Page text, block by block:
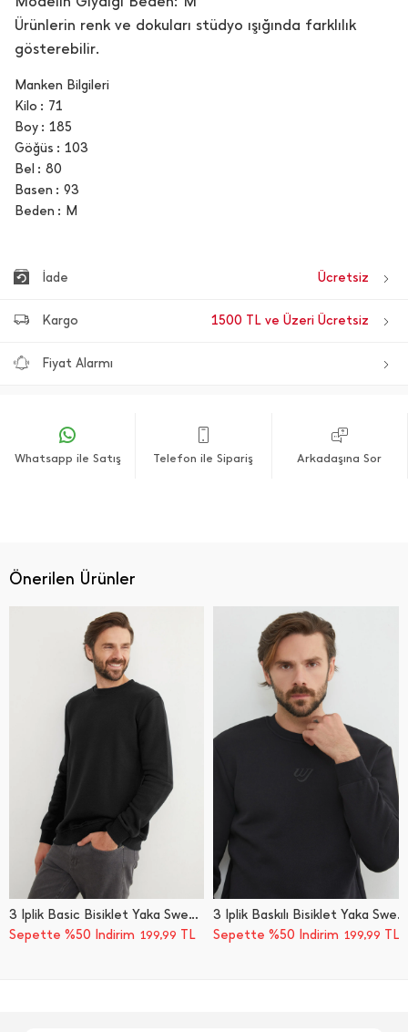
Ürünlerin renk ve dokuları stüdyo ışığında farklılık
gösterebilir.
Manken Bilgileri
Kilo
71
Boy
185
Göğüs
103
Bel
80
Basen
93
Beden
M
İade Ücretsiz
Kargo 1500 TL ve Üzeri Ücretsiz
Fiyat Alarmı
Whatsapp ile Satış Telefon ile Sipariş Arkadaşına Sor
Önerilen Ürünler
3 İ̇plik Basic Bisiklet Yaka Sweatshirt
Sepette %50 İndirim 199,99 TL
3 İ̇plik Baskılı Bisiklet Yaka Sweatshirt
Sepette %50 İndirim 199,99 TL